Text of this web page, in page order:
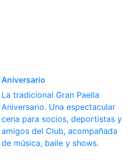
Aniversario
La tradicional Gran Paella
Aniversario. Una espectacular
cena para socios, deportistas y
amigos del Club, acompañada
de música, baile y shows.